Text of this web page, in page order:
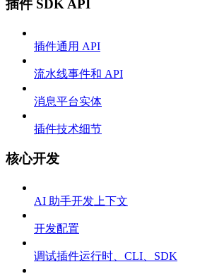
插件 SDK API
插件通用 API
流水线事件和 API
消息平台实体
插件技术细节
核心开发
AI 助手开发上下文
开发配置
调试插件运行时、CLI、SDK